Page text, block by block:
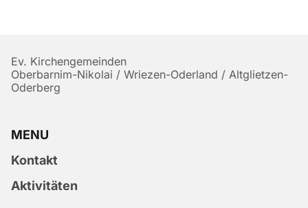
Ev. Kirchengemeinden
Oberbarnim-Nikolai / Wriezen-Oderland / Altglietzen-
Oderberg
MENU
Kontakt
Aktivitäten